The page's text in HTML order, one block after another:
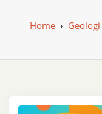
Home› Geologi